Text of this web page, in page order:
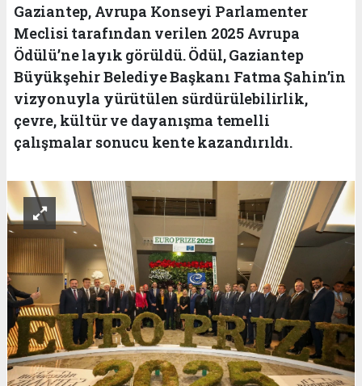
Gaziantep, Avrupa Konseyi Parlamenter
Meclisi tarafından verilen 2025 Avrupa
Ödülü’ne layık görüldü. Ödül, Gaziantep
Büyükşehir Belediye Başkanı Fatma Şahin’in
vizyonuyla yürütülen sürdürülebilirlik,
çevre, kültür ve dayanışma temelli
çalışmalar sonucu kente kazandırıldı.